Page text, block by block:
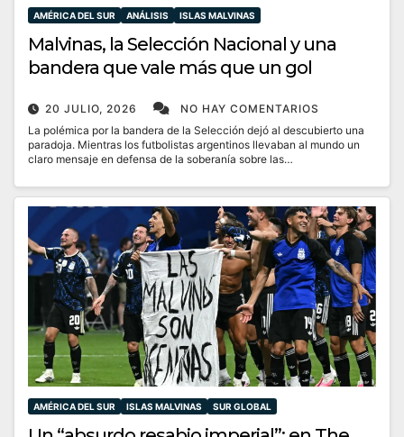
AMÉRICA DEL SUR ANÁLISIS ISLAS MALVINAS
Malvinas, la Selección Nacional y una
bandera que vale más que un gol
20 JULIO, 2026
NO HAY COMENTARIOS
La polémica por la bandera de la Selección dejó al descubierto una
paradoja. Mientras los futbolistas argentinos llevaban al mundo un
claro mensaje en defensa de la soberanía sobre las…
AMÉRICA DEL SUR ISLAS MALVINAS SUR GLOBAL